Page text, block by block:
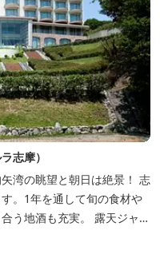
志摩）
湾の眺望と朝日は絶景！ 志
。1年を通して旬の食材や
う地酒も充実。 露天ジャク
嬉しい！ 最高級のリゾート
ひお越しください。